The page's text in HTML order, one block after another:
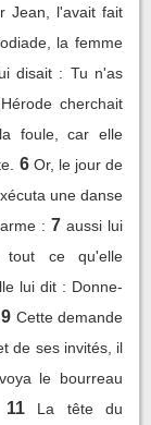
Jean, l'avait fait
la femme
disait : Tu n'as
Hérode cherchait
foule, car elle
6 Or, le jour de
une danse
: 7 aussi lui
tout ce qu'elle
lui dit : Donne-
9 Cette demande
de ses invités, il
le bourreau
11
La tête du